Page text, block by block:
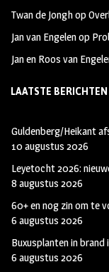
Twan de Jonghop
Jan van Engelenop
Jan en Roos van
LAATSTE BERICHTEN
Guldenberg/Heikant
10 augustus 2026
Leyetocht 2026:
8 augustus 2026
60+ en nog zin om te
6 augustus 2026
Buxusplanten in
6 augustus 2026